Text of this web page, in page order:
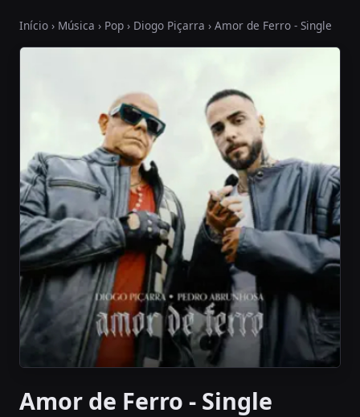
Início › Música › Pop › Diogo Piçarra › Amor de Ferro - Single
Amor de Ferro - Single